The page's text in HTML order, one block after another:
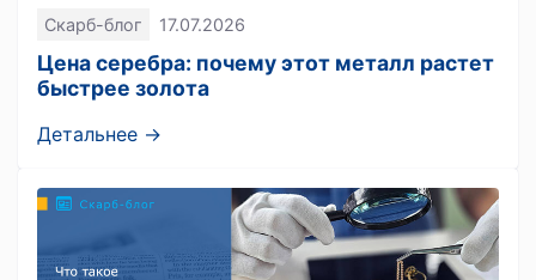
Скарб-блог 17.07.2026
Цена серебра: почему этот металл растет
быстрее золота
Детальнее →